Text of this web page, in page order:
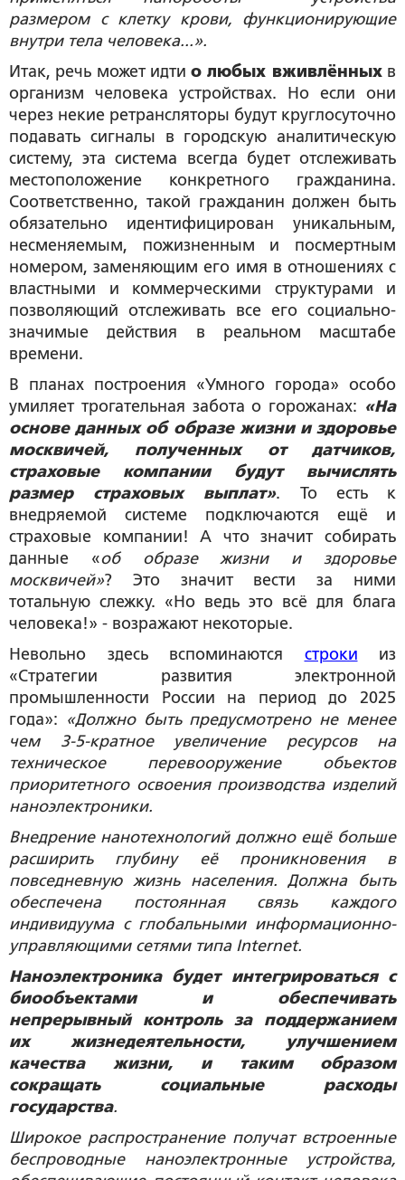
размером с клетку крови, функционирующие
внутри тела человека...».
Итак, речь может идтио любых вживлённыхв
организм человека устройствах. Но если они
через некие ретрансляторы будут круглосуточно
подавать сигналы в городскую аналитическую
систему, эта система всегда будет отслеживать
местоположение конкретного гражданина.
Соответственно, такой гражданин должен быть
обязательно идентифицирован уникальным,
несменяемым, пожизненным и посмертным
номером, заменяющим его имя в отношениях с
властными и коммерческими структурами и
позволяющий отслеживать все его социально-
значимые действия в реальном масштабе
времени.
В планах построения «Умного города» особо
умиляет трогательная забота о горожанах: «На
основе данных об образе жизни и здоровье
москвичей, полученных от датчиков,
страховые компании будут вычислять
размер страховых выплат». То есть к
внедряемой системе подключаются ещё и
страховые компании! А что значит собирать
данные «об образе жизни и здоровье
москвичей»? Это значит вести за ними
тотальную слежку. «Но ведь это всё для блага
человека!» - возражают некоторые.
Невольно здесь вспоминаются строки из
«Стратегии развития электронной
промышленности России на период до 2025
года»: «Должно быть предусмотрено не менее
чем 3-5-кратное увеличение ресурсов на
техническое перевооружение объектов
приоритетного освоения производства изделий
наноэлектроники.
Внедрение нанотехнологий должно ещё больше
расширить глубину её проникновения в
повседневную жизнь населения. Должна быть
обеспечена постоянная связь каждого
индивидуума с глобальными информационно-
управляющими сетями типа Internet.
Наноэлектроника будет интегрироваться с
биообъектами и обеспечивать
непрерывный контроль за поддержанием
их жизнедеятельности, улучшением
качества жизни, и таким образом
сокращать социальные расходы
государства.
Широкое распространение получат встроенные
беспроводные наноэлектронные устройства,